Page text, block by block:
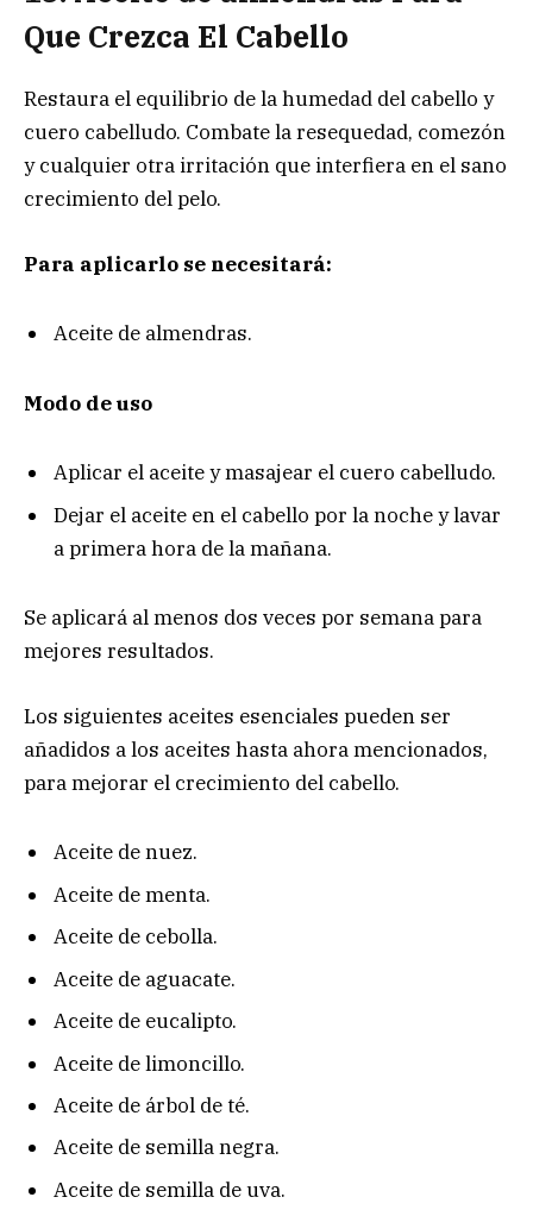
Que Crezca El Cabello
Restaura el equilibrio de la humedad del cabello y
cuero cabelludo. Combate la resequedad, comezón
y cualquier otra irritación que interfiera en el sano
crecimiento del pelo.
Para aplicarlo se necesitará:
Aceite de almendras.
Modo de uso
Aplicar el aceite y masajear el cuero cabelludo.
Dejar el aceite en el cabello por la noche y lavar
a primera hora de la mañana.
Se aplicará al menos dos veces por semana para
mejores resultados.
Los siguientes aceites esenciales pueden ser
añadidos a los aceites hasta ahora mencionados,
para mejorar el crecimiento del cabello.
Aceite de nuez.
Aceite de menta.
Aceite de cebolla.
Aceite de aguacate.
Aceite de eucalipto.
Aceite de limoncillo.
Aceite de árbol de té.
Aceite de semilla negra.
Aceite de semilla de uva.